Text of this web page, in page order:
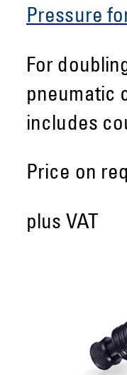
Pressure
For
pneumatic
includes
Price on
plus VAT